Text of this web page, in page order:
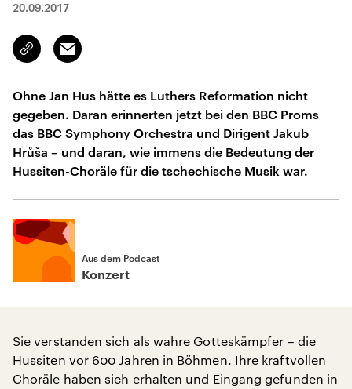
20.09.2017
Link
kopieren/teilen
Email
Ohne Jan Hus hätte es Luthers Reformation nicht
gegeben. Daran erinnerten jetzt bei den BBC Proms
das BBC Symphony Orchestra und Dirigent Jakub
Hrůša – und daran, wie immens die Bedeutung der
Hussiten-Choräle für die tschechische Musik war.
Aus dem Podcast
Konzert
Sie verstanden sich als wahre Gotteskämpfer – die
Hussiten vor 600 Jahren in Böhmen. Ihre kraftvollen
Choräle haben sich erhalten und Eingang gefunden in